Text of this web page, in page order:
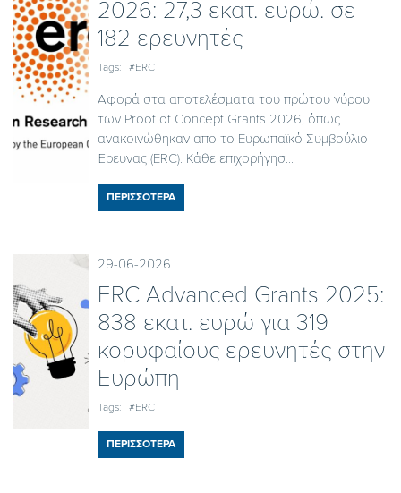
2026: 27,3 εκατ. ευρώ. σε
182 ερευνητές
Tags: #ERC
Αφορά στα αποτελέσματα του πρώτου γύρου
των Proof of Concept Grants 2026, όπως
ανακοινώθηκαν απο το Ευρωπαϊκό Συμβούλιο
Έρευνας (ERC). Κάθε επιχορήγησ...
ΠΕΡΙΣΣΟΤΕΡΑ
29-06-2026
ERC Advanced Grants 2025:
838 εκατ. ευρώ για 319
κορυφαίους ερευνητές στην
Ευρώπη
Tags: #ERC
ΠΕΡΙΣΣΟΤΕΡΑ